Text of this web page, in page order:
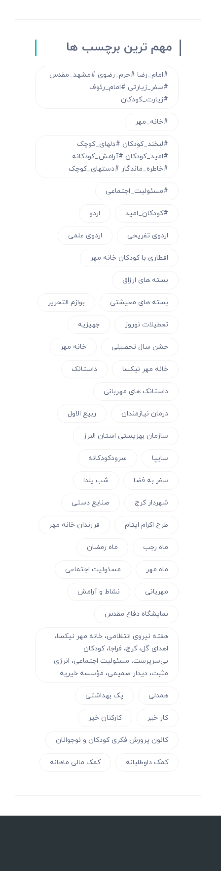
مهم ترین برچسب ها
#امام_رضا #حرم_رضوی #مشهد_مقدس
#سفر_زیارتی #امام_رئوف
#زیارت_کودکان
#خانه_مهر
#لبخند_کودکان #دلهای_کوچک
#امید_کودکان #آرامش_کودکانه
#خاطره_ماندگار #دستهای_کوچک
#مسئولیت_اجتماعی
#کودکان_امید اردو
اردوی تفریحی اردوی علمی
افطاری با کودکان خانه مهر
بسته های ارزاق
بسته های معیشتی بوازم التحریر
تعطیلات نوروز جهیزیه
حشن سال تحصیلی خانه مهر
خانه مهر نیکسا داستانک
داستانک های مهربانی
درمان نیازمندان ربیع الاول
سازمان بهزیستی استان البرز
سایپا سرودکودکانه
سفر به فضا شب یلدا
شهردار کرج صنایع دستی
طرح اکرام ایتام فرزندان خانه مهر
ماه رجب ماه رمضان
ماه مهر مسئولیت اجتماعی
مهربانی نشاط و آرامش
نمایشگاه دفاع مقدس
هفته نیروی انتظامی، خانه مهر نیکسا،
اهدای گل، کرج، فراجا، کودکان
بی‌سرپرست، مسئولیت اجتماعی، انرژی
مثبت، دیدار صمیمی، مؤسسه خیریه
همدلی پک بهداشتی
کار خیر کارکنان خیر
کانون پرورش فکری کودکان و نوجوانان
کمک داوطلبانه کمک مالی ماهانه